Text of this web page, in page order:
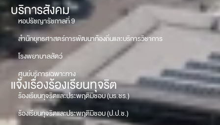
บริการสังคม
หอปรัชญารัชกาลที่ 9
สำนักยุทธศาสตร์การพัฒนาท้องถิ่นและบริการวิชาการ
โรงพยาบาลสัตว์
ศูนย์บริการเฉพาะทาง
แจ้งเรื่องร้องเรียนทุจริต
ร้องเรียนทุจริตและประพฤติมิชอบ (มร.ชร.)
ร้องเรียนทุจริตและประพฤติมิชอบ (ป.ป.ช.)